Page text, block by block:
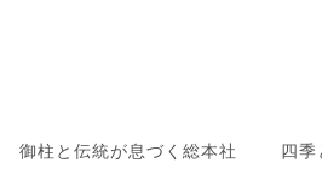
御柱と伝統が息づく総本社 四